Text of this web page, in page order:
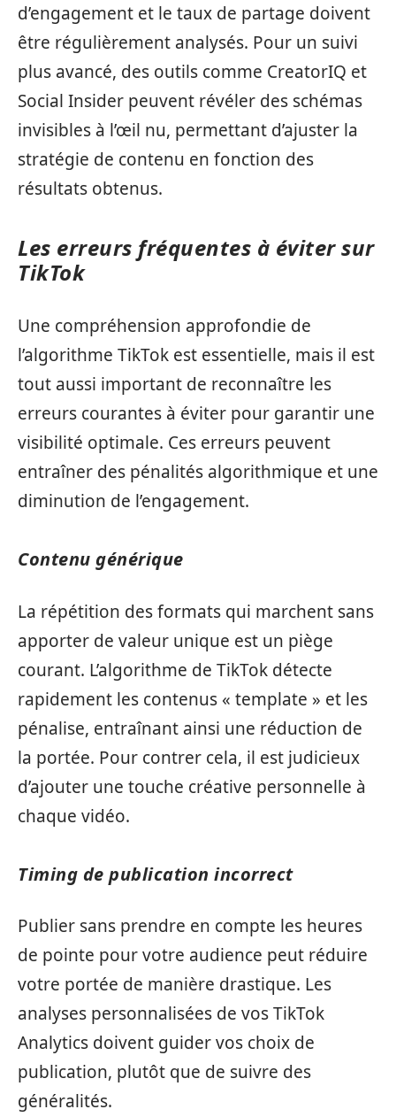
d’engagement et le taux de partage doivent
être régulièrement analysés. Pour un suivi
plus avancé, des outils comme CreatorIQ et
Social Insider peuvent révéler des schémas
invisibles à l’œil nu, permettant d’ajuster la
stratégie de contenu en fonction des
résultats obtenus.
Les erreurs fréquentes à éviter sur
TikTok
Une compréhension approfondie de
l’algorithme TikTok est essentielle, mais il est
tout aussi important de reconnaître les
erreurs courantes à éviter pour garantir une
visibilité optimale. Ces erreurs peuvent
entraîner des pénalités algorithmique et une
diminution de l’engagement.
Contenu générique
La répétition des formats qui marchent sans
apporter de valeur unique est un piège
courant. L’algorithme de TikTok détecte
rapidement les contenus « template » et les
pénalise, entraînant ainsi une réduction de
la portée. Pour contrer cela, il est judicieux
d’ajouter une touche créative personnelle à
chaque vidéo.
Timing de publication incorrect
Publier sans prendre en compte les heures
de pointe pour votre audience peut réduire
votre portée de manière drastique. Les
analyses personnalisées de vos TikTok
Analytics doivent guider vos choix de
publication, plutôt que de suivre des
généralités.